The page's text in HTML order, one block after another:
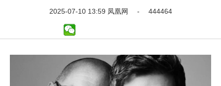
2025-07-10 13:59 凤凰网 - 444464